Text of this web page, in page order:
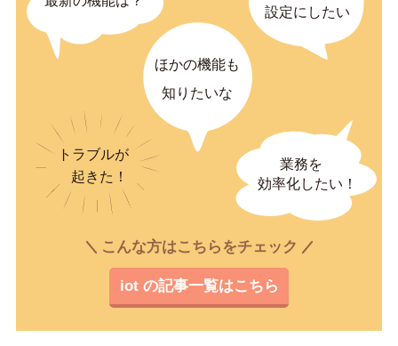
こんな方はこちらをチェック
iot の記事一覧はこちら